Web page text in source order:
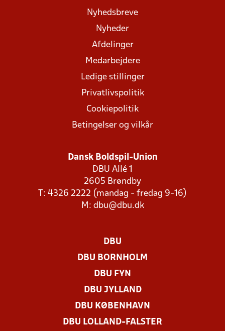
Nyhedsbreve
Nyheder
Afdelinger
Medarbejdere
Ledige stillinger
Privatlivspolitik
Cookiepolitik
Betingelser og vilkår
Dansk Boldspil-Union
DBU Allé 1
2605 Brøndby
T: 4326 2222 (mandag - fredag 9-16)
M: dbu@dbu.dk
DBU
DBU BORNHOLM
DBU FYN
DBU JYLLAND
DBU KØBENHAVN
DBU LOLLAND-FALSTER